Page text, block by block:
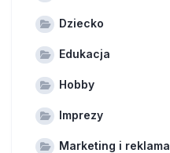
Dziecko
Edukacja
Hobby
Imprezy
Marketing i reklama